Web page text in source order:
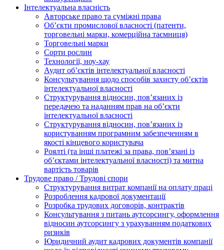
Інтелектуальна власність
Авторське право та суміжні права
Oб’єкти промислової власності (патенти,
торговельні марки, комерційна таємниця)
Торговельні марки
Сорти рослин
Технології, ноу-хау
Аудит об’єктів інтелектуальної власності
Консультування щодо способів захисту об’єктів
інтелектуальної власності
Структурування відносин, пов’язаних із
передачею та наданням прав на об’єкти
інтелектуальної власності
Структурування відносин, пов’язаних із
користуванням програмним забезпеченням в
якості кінцевого користувача
Роялті (та інші платежі за права, пов’язані із
об’єктами інтелектуальної власності) та митна
вартість товарів
Трудове право / Трудові спори
Cтруктурування витрат компанії на оплату праці
Розроблення кадрової документації
Розробка трудових договорів, контрактів
Консультування з питань аутсорсингу, оформлення
відносин аутсорсингу з урахуванням податкових
ризиків
Юридичний аудит кадрових документів компанії